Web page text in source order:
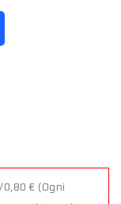
0,80 € (Ogni